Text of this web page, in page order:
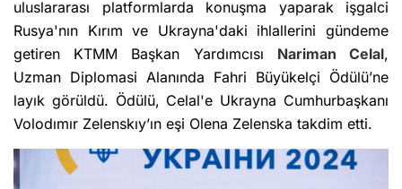
uluslararası platformlarda konuşma yaparak işgalci
Rusya'nın Kırım ve Ukrayna'daki ihlallerini gündeme
getiren KTMM Başkan Yardımcısı Nariman Celal,
Uzman Diplomasi Alanında Fahri Büyükelçi Ödülü’ne
layık görüldü. Ödülü, Celal'e Ukrayna Cumhurbaşkanı
Volodımır Zelenskıy’ın eşi Olena Zelenska takdim etti.